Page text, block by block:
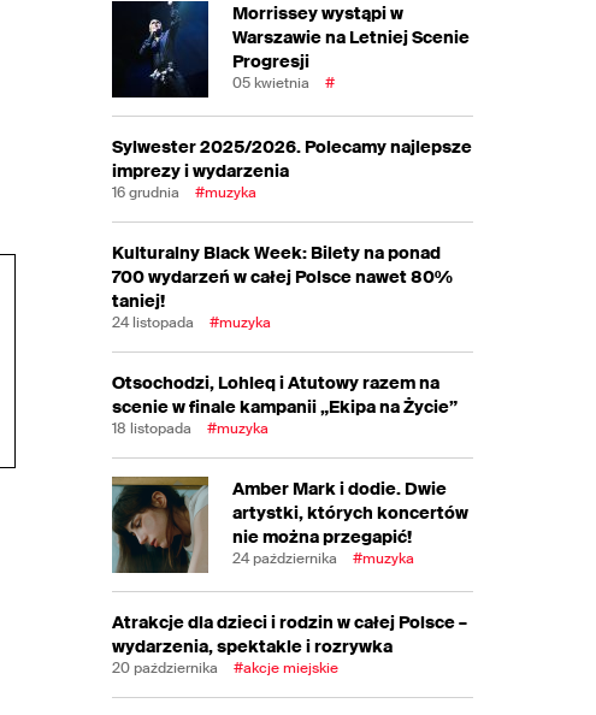
Morrissey wystąpi w
Warszawie na Letniej Scenie
Progresji
05 kwietnia #
Sylwester 2025/2026. Polecamy najlepsze
imprezy i wydarzenia
16 grudnia #muzyka
Kulturalny Black Week: Bilety na ponad
700 wydarzeń w całej Polsce nawet 80%
taniej!
24 listopada #muzyka
Otsochodzi, Lohleq i Atutowy razem na
scenie w finale kampanii „Ekipa na Życie”
18 listopada #muzyka
Amber Mark i dodie. Dwie
artystki, których koncertów
nie można przegapić!
24 października #muzyka
Atrakcje dla dzieci i rodzin w całej Polsce –
wydarzenia, spektakle i rozrywka
20 października #akcje miejskie